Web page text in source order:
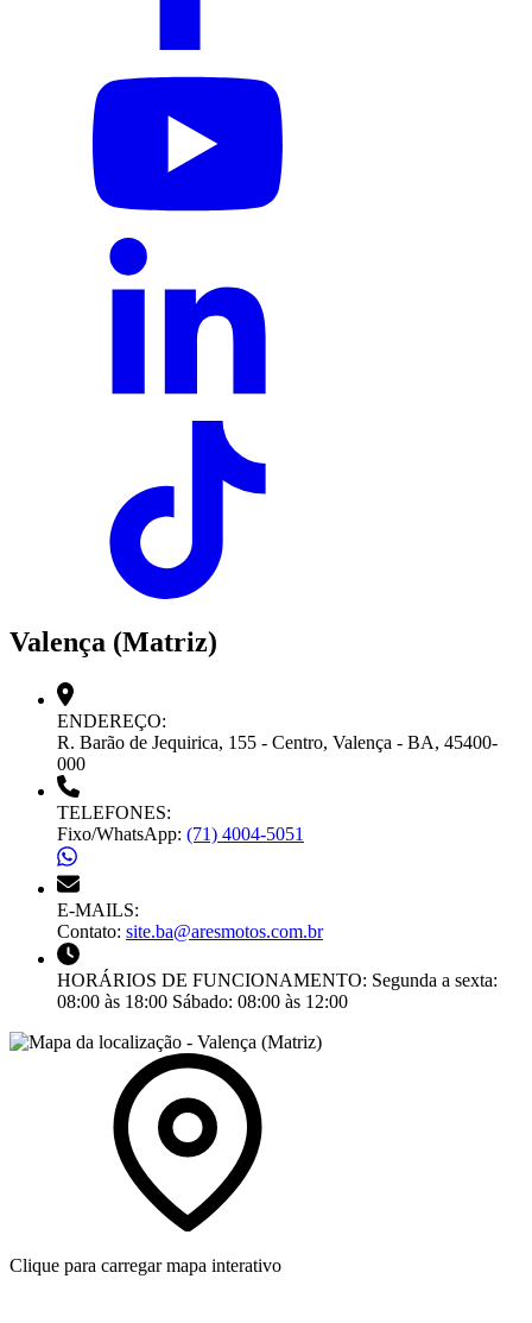
Valença (Matriz)
ENDEREÇO:
R. Barão de Jequirica, 155 - Centro, Valença - BA, 45400-
000
TELEFONES:
Fixo/WhatsApp: (71) 4004-5051
E-MAILS:
Contato: site.ba@aresmotos.com.br
HORÁRIOS DE FUNCIONAMENTO: Segunda a sexta:
08:00 às 18:00 Sábado: 08:00 às 12:00
Clique para carregar mapa interativo